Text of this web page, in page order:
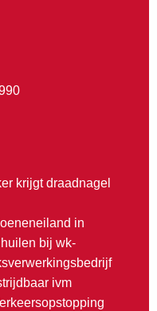
krijgt draadnagel
in
bij wk-
ivm